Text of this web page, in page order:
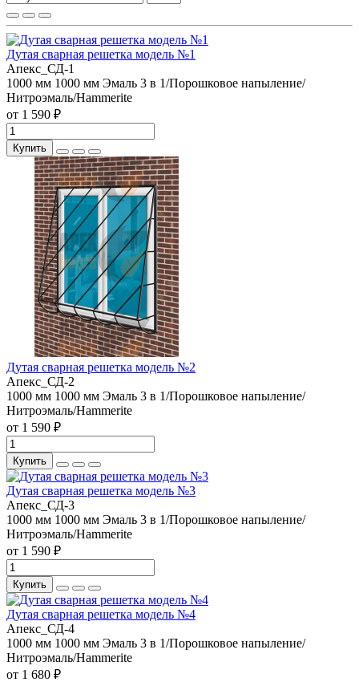
Дутая сварная решетка модель №1
Апекс_СД-1
1000 мм 1000 мм Эмаль 3 в 1/Порошковое напыление/
Нитроэмаль/Hammerite
от 1 590 ₽
Купить
Дутая сварная решетка модель №2
Апекс_СД-2
1000 мм 1000 мм Эмаль 3 в 1/Порошковое напыление/
Нитроэмаль/Hammerite
от 1 590 ₽
Купить
Дутая сварная решетка модель №3
Апекс_СД-3
1000 мм 1000 мм Эмаль 3 в 1/Порошковое напыление/
Нитроэмаль/Hammerite
от 1 590 ₽
Купить
Дутая сварная решетка модель №4
Апекс_СД-4
1000 мм 1000 мм Эмаль 3 в 1/Порошковое напыление/
Нитроэмаль/Hammerite
от 1 680 ₽